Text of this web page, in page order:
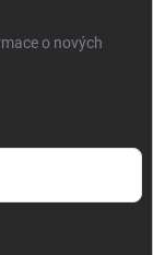
o nových